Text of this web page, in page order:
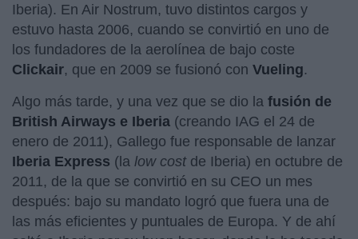
Iberia). En Air Nostrum, tuvo distintos cargos y
estuvo hasta 2006, cuando se convirtió en uno de
los fundadores de la aerolínea de bajo coste
Clickair, que en 2009 se fusionó con Vueling.
Algo más tarde, y una vez que se dio la fusión de
British Airways e Iberia (creando IAG el 24 de
enero de 2011), Gallego fue responsable de lanzar
Iberia Express (la low cost de Iberia) en octubre de
2011, de la que se convirtió en su CEO un mes
después: bajo su mandato logró que fuera una de
las más eficientes y puntuales de Europa. Y de ahí